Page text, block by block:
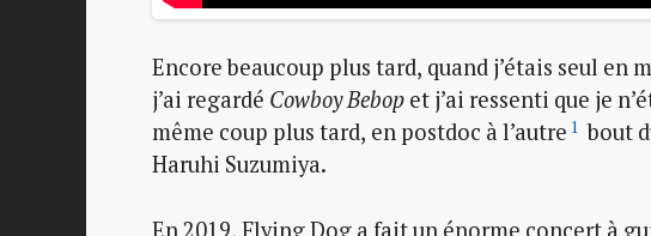
Encore beaucoup plus tard, quand j’étais seul en
j’ai regardé Cowboy Bebop et j’ai ressenti que je
même coup plus tard, en postdoc à l’autre 1 bout
Haruhi Suzumiya.
En 2019, Flying Dog a fait un énorme concert à